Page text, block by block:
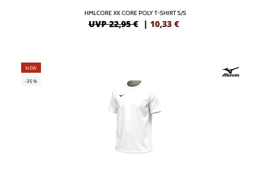
HMLCORE XK CORE POLY T-SHIRT S/S
UVP 22,95 € | 10,33 €
NEW
-35%